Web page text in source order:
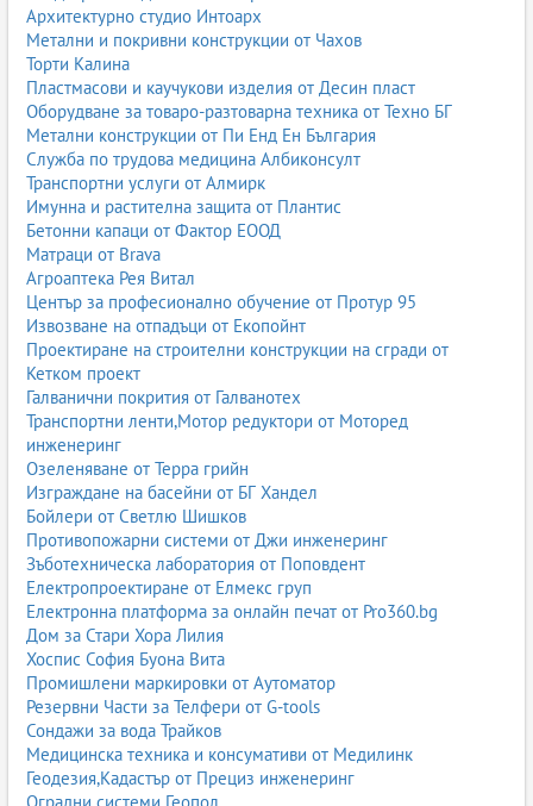
Архитектурно студио Интоарх
Метални и покривни конструкции от Чахов
Торти Калина
Пластмасови и каучукови изделия от Десин пласт
Оборудване за товаро-разтоварна техника от Техно БГ
Метални конструкции от Пи Енд Ен България
Служба по трудова медицина Албиконсулт
Транспортни услуги от Алмирк
Имунна и растителна защита от Плантис
Бетонни капаци от Фактор ЕООД
Матраци от Brava
Агроаптека Рея Витал
Център за професионално обучение от Протур 95
Извозване на отпадъци от Екопойнт
Проектиране на строителни конструкции на сгради от
Кетком проект
Галванични покрития от Галванотех
Транспортни ленти,Мотор редуктори от Моторед
инженеринг
Озеленяване от Терра грийн
Изграждане на басейни от БГ Хандел
Бойлери от Светлю Шишков
Противопожарни системи от Джи инженеринг
Зъботехническа лаборатория от Поповдент
Електропроектиране от Елмекс груп
Електронна платформа за онлайн печат от Pro360.bg
Дом за Стари Хора Лилия
Хоспис София Буона Вита
Промишлени маркировки от Аутоматор
Резервни Части за Телфери от G-tools
Сондажи за вода Трайков
Медицинска техника и консумативи от Медилинк
Геодезия,Кадастър от Прециз инженеринг